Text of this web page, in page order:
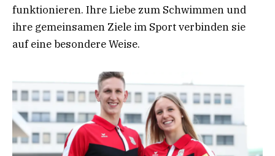
funktionieren. Ihre Liebe zum Schwimmen und
ihre gemeinsamen Ziele im Sport verbinden sie
auf eine besondere Weise.